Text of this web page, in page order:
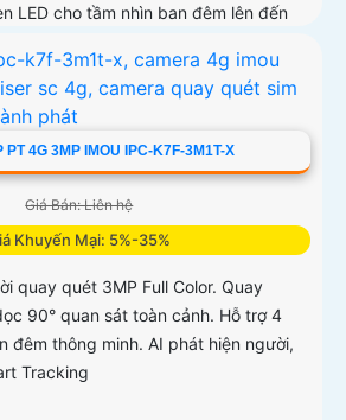
LED cho tầm nhìn ban đêm lên đến
PT 4G 3MP IMOU IPC-K7F-3M1T-X
Giá Bán: Liên hệ
Khuyến Mại: 5%-35%
quay quét 3MP Full Color. Quay
90° quan sát toàn cảnh. Hỗ trợ 4
đêm thông minh. AI phát hiện người,
Tracking